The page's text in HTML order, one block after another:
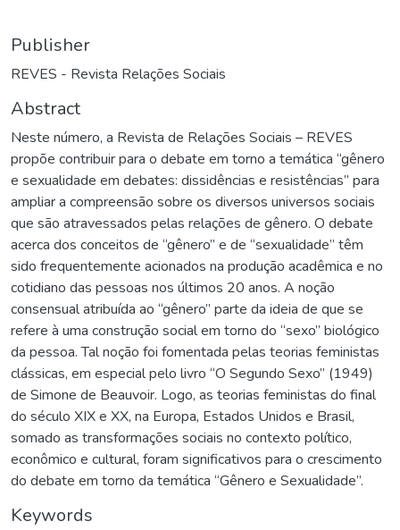
Publisher
REVES - Revista Relações Sociais
Abstract
Neste número, a Revista de Relações Sociais – REVES
propõe contribuir para o debate em torno a temática “gênero
e sexualidade em debates: dissidências e resistências” para
ampliar a compreensão sobre os diversos universos sociais
que são atravessados pelas relações de gênero. O debate
acerca dos conceitos de “gênero” e de “sexualidade” têm
sido frequentemente acionados na produção acadêmica e no
cotidiano das pessoas nos últimos 20 anos. A noção
consensual atribuída ao “gênero” parte da ideia de que se
refere à uma construção social em torno do “sexo” biológico
da pessoa. Tal noção foi fomentada pelas teorias feministas
clássicas, em especial pelo livro “O Segundo Sexo” (1949)
de Simone de Beauvoir. Logo, as teorias feministas do final
do século XIX e XX, na Europa, Estados Unidos e Brasil,
somado as transformações sociais no contexto político,
econômico e cultural, foram significativos para o crescimento
do debate em torno da temática “Gênero e Sexualidade”.
Keywords